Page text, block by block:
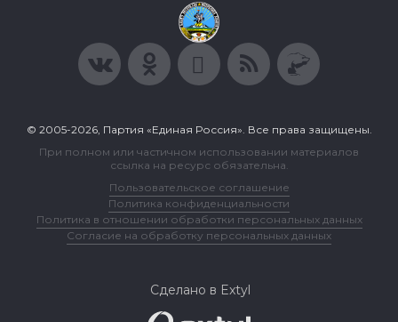
© 2005-2026, Партия «Единая Россия». Все права защищены.
При полном или частичном использовании материалов
ссылка на ресурс обязательна.
Пользовательское соглашение
Политика конфиденциальности
Политика в отношении обработки персональных данных
Согласие на обработку персональных данных
Сделано в Extyl